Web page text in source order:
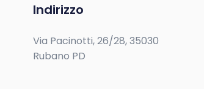
Indirizzo
Via Pacinotti, 26/28, 35030
Rubano PD